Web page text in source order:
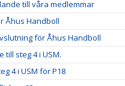
till våra medlemmar
Åhus Handboll
för Åhus Handboll
till steg 4 i USM.
4 i USM för P18